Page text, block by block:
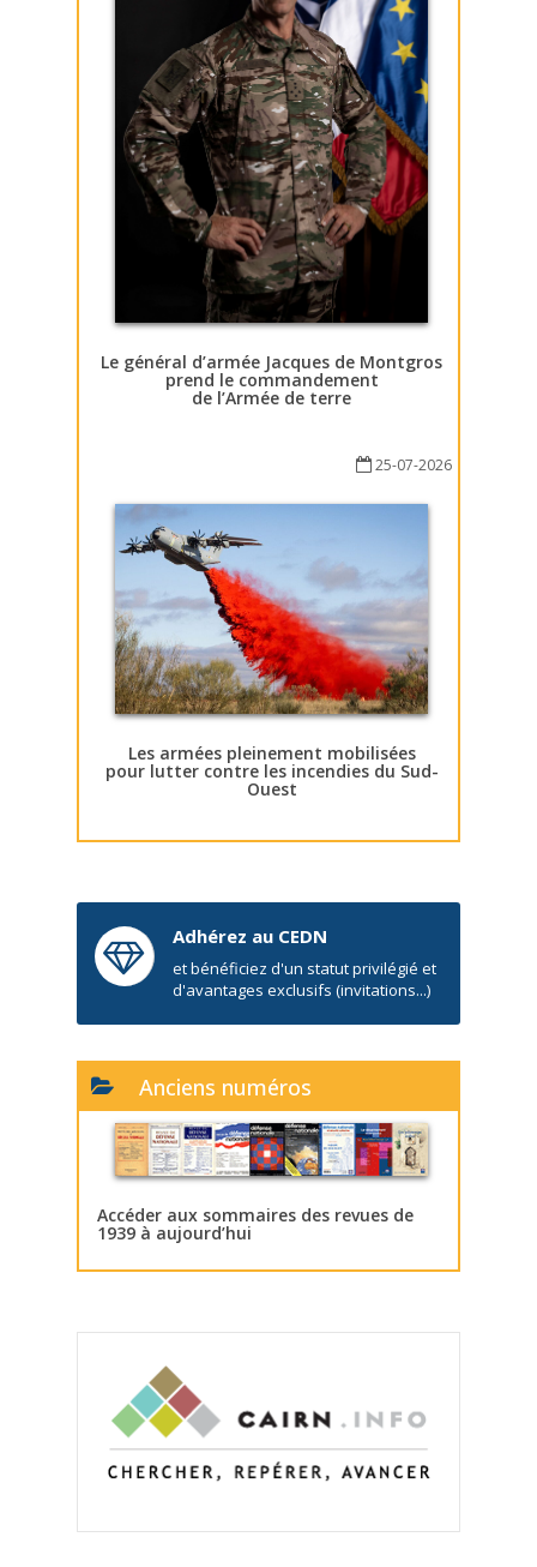
Le général d’armée Jacques de Montgros
prend le commandement
de l’Armée de terre
25-07-2026
Les armées pleinement mobilisées
pour lutter contre les incendies du Sud-
Ouest
Adhérez au CEDN
et bénéficiez d'un statut privilégié et
d'avantages exclusifs (invitations...)
Anciens numéros
Accéder aux sommaires des revues de
1939 à aujourd’hui